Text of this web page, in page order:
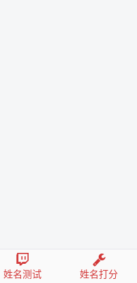
姓名测试 姓名打分